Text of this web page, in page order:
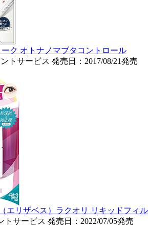
ーク オトナノマブタコントロール
トサービス 発売日：2017/08/21発売
エリザベス）ラクオリ リキッドフィ
トサービス 発売日：2022/07/05発売